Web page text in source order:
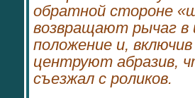
обратной стороне
возвращают рычаг в
положение и,
центруют абразив,
съезжал с роликов.